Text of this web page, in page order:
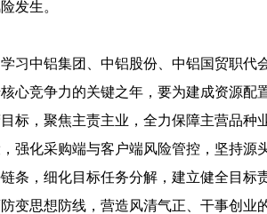
发生。
习中铝集团、中铝股份、中铝国贸职代
心竞争力的关键之年，要为建成资源
标，聚焦主责主业，全力保障主营品
强化采购端与客户端风险管控，坚持
条，细化目标任务分解，建立健全目
变思想防线，营造风清气正、干事创业